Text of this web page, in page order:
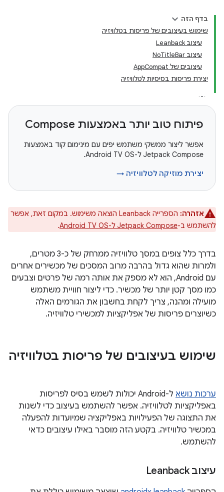
בדף הזה
שימוש בעיצובים של פריסות בטלוויזיה
עיצוב Leanback
עיצוב NoTitleBar
עיצובים של AppCompat
יצירת פריסות בסיסיות לטלוויזיה
פיתוח טוב יותר באמצעות Compose
אפשר ליצור ממשקי משתמש יפים עם מינימום קוד באמצעות
Jetpack Compose ל-Android TV OS.
יצירת מוזיקה לטלוויזיה →
אזהרה:
הספרייה Leanback הוצאה משימוש. במקום זאת, אפשר
להשתמש ב-Jetpack Compose ל-Android TV OS .
בדרך כלל צופים במסך טלוויזיה ממרחק של כ-3 מטרים,
ולמרות שהוא גדול בהרבה מרוב המסכים של מכשירים אחרים
עם Android, הוא לא מספק את אותה רמה של פרטים וצבעים
כמו מסך קטן יותר של מכשיר. כדי ליצור חוויית משתמש
מועילה ומהנה, צריך לקחת בחשבון את הגורמים האלה
כשיוצרים פריסות של אפליקציות למכשירי טלוויזיה.
שימוש בעיצובים של פריסות בטלוויזיה
ערכות נושא
ל-Android יכולות לשמש בסיס לפריסות
באפליקציות לטלוויזיה. אפשר להשתמש בעיצוב כדי לשנות
את התצוגה של הפעילויות באפליקציה שמיועדות להפעלה
במכשיר טלוויזיה. בקטע הזה מוסבר באילו עיצובים כדאי
להשתמש.
עיצוב Leanback